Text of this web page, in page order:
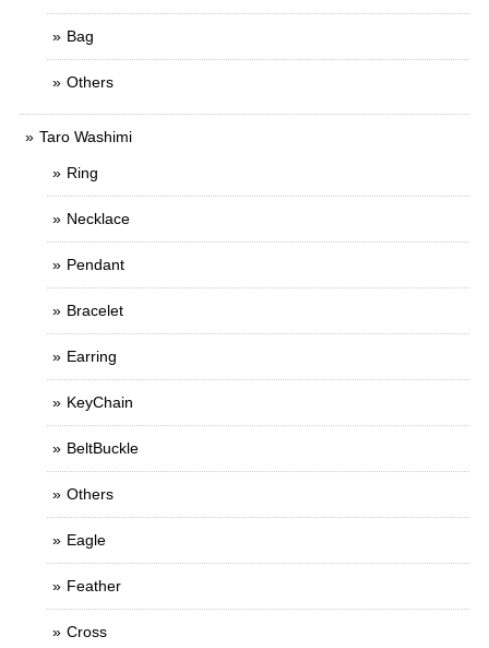
Bag
Others
Taro Washimi
Ring
Necklace
Pendant
Bracelet
Earring
KeyChain
BeltBuckle
Others
Eagle
Feather
Cross